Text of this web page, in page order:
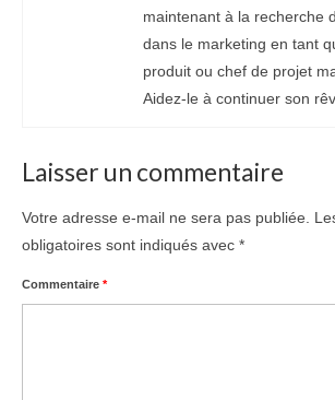
maintenant à la recherche
dans le marketing en tant
produit ou chef de projet
Aidez-le à continuer son
Laisser un commentaire
Votre adresse e-mail ne sera pas publiée.
obligatoires sont indiqués avec *
Commentaire *